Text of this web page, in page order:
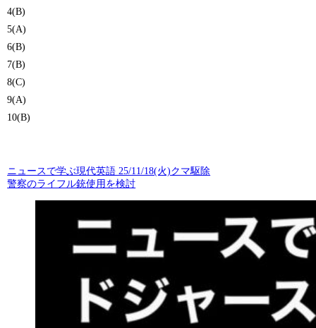
4(B)
5(A)
6(B)
7(B)
8(C)
9(A)
10(B)
ニュースで学ぶ現代英語 25/11/18(火)クマ駆除
警察のライフル銃使用を検討